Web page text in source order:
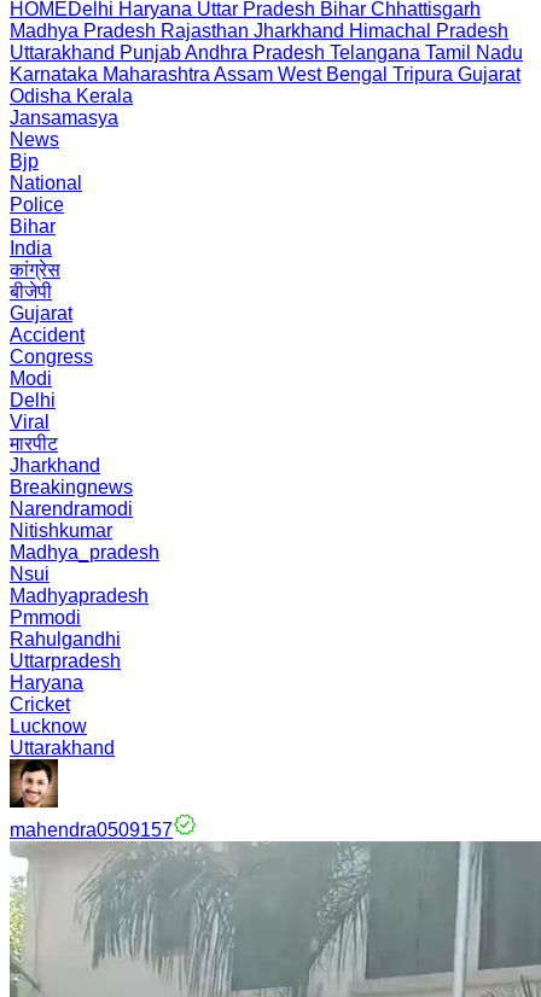
HOMEDelhi Haryana Uttar Pradesh Bihar Chhattisgarh
Madhya Pradesh Rajasthan Jharkhand Himachal Pradesh
Uttarakhand PunjabAndhra Pradesh Telangana Tamil Nadu
Karnataka Maharashtra Assam West Bengal Tripura Gujarat
Odisha Kerala
Jansamasya
News
Bjp
National
Police
Bihar
India
कांग्रेस
बीजेपी
Gujarat
Accident
Congress
Modi
Delhi
Viral
मारपीट
Jharkhand
Breakingnews
Narendramodi
Nitishkumar
Madhya_pradesh
Nsui
Madhyapradesh
Pmmodi
Rahulgandhi
Uttarpradesh
Haryana
Cricket
Lucknow
Uttarakhand
mahendra0509157